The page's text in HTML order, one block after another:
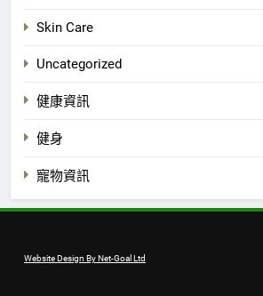
Skin Care
Uncategorized
健康資訊
健身
寵物資訊
Website Design By Net-Goal Ltd